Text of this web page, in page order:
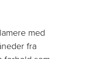
med
fra